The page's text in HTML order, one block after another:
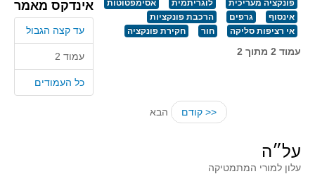
פיצוחים
אלגברה
אלגברה
בעיות מילוליות
עולם המספרים
אינדקס מאמר
עד קצה הגבול
עמוד 2
כל העמודים
פונקציה מעריכית לוגריתמית
אסימפטוטות
אינסוף
גרפים
הרכבת פונקציות
אי רציפות סליקה
חור חקירת פונקציה
עמוד 2 מתוך 2
<< קודם הבא
על״ה
עלון למורי המתמטיקה